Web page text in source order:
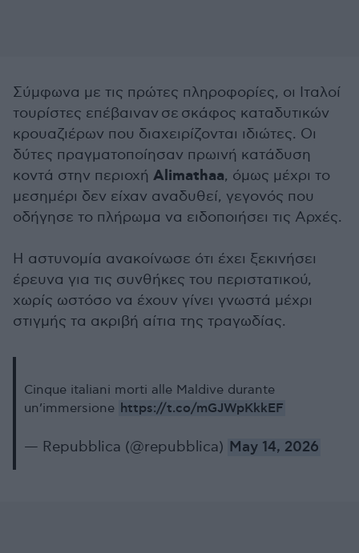
Σύμφωνα με τις πρώτες πληροφορίες, οι Ιταλοί
τουρίστες επέβαιναν σε σκάφος καταδυτικών
κρουαζιέρων που διαχειρίζονται ιδιώτες. Οι
δύτες πραγματοποίησαν πρωινή κατάδυση
κοντά στην περιοχή Alimathaa, όμως μέχρι το
μεσημέρι δεν είχαν αναδυθεί, γεγονός που
οδήγησε το πλήρωμα να ειδοποιήσει τις Αρχές.
Η αστυνομία ανακοίνωσε ότι έχει ξεκινήσει
έρευνα για τις συνθήκες του περιστατικού,
χωρίς ωστόσο να έχουν γίνει γνωστά μέχρι
στιγμής τα ακριβή αίτια της τραγωδίας.
Cinque italiani morti alle Maldive durante
un’immersione https://t.co/mGJWpKkkEF
— Repubblica (@repubblica) May 14, 2026